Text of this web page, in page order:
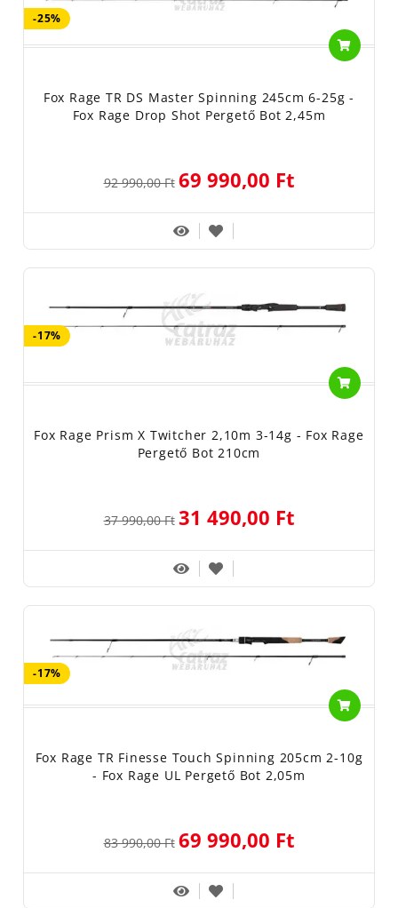
-25%
Fox Rage TR DS Master Spinning 245cm 6-25g -
Fox Rage Drop Shot Pergető Bot 2,45m
92 990,00 Ft 69 990,00 Ft
-17%
Fox Rage Prism X Twitcher 2,10m 3-14g - Fox Rage
Pergető Bot 210cm
37 990,00 Ft 31 490,00 Ft
-17%
Fox Rage TR Finesse Touch Spinning 205cm 2-10g
- Fox Rage UL Pergető Bot 2,05m
83 990,00 Ft 69 990,00 Ft